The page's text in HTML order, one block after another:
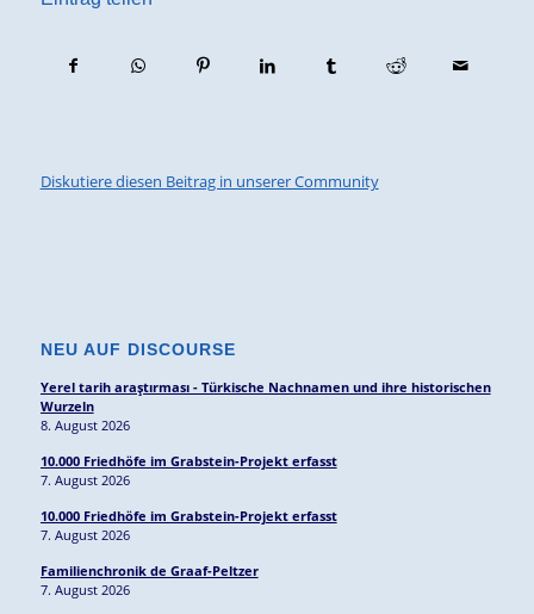
Diskutiere diesen Beitrag in unserer Community
NEU AUF DISCOURSE
Yerel tarih araştırması - Türkische Nachnamen und ihre historischen
Wurzeln
8. August 2026
10.000 Friedhöfe im Grabstein-Projekt erfasst
7. August 2026
10.000 Friedhöfe im Grabstein-Projekt erfasst
7. August 2026
Familienchronik de Graaf-Peltzer
7. August 2026